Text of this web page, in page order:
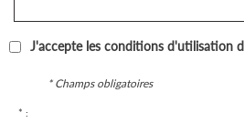
J'accepte les conditions d'utilisation
* Champs obligatoires
* :